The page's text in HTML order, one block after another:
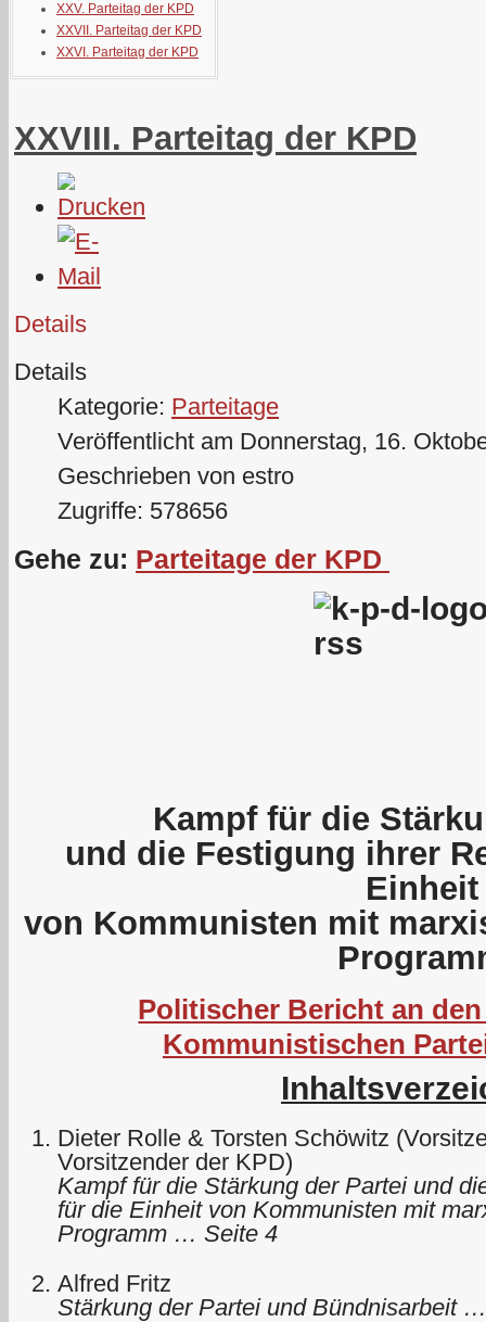
XXV. Parteitag der KPD
XXVII. Parteitag der KPD
XXVI. Parteitag der KPD
XXVIII. Parteitag der KPD
Details
Details
Kategorie: Parteitage
Veröffentlicht am Donnerstag, 16.
Geschrieben von estro
Zugriffe: 578656
Gehe zu: Parteitage der KPD
Kampf für die
und die Festigung ihrer
Einheit
von Kommunisten mit
Politischer Bericht an
Kommunistischen
Dieter Rolle & Torsten Schöwitz
Vorsitzender der KPD)
Kampf für die Stärkung der Partei und
für die Einheit von Kommunisten mit
Programm … Seite 4
Alfred Fritz
Stärkung der Partei und Bündnisarbeit